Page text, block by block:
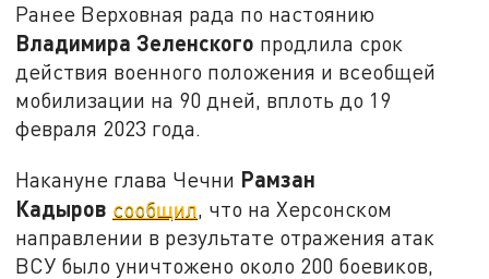
Ранее Верховная рада по настоянию
Владимира Зеленского продлила срок
действия военного положения и всеобщей
мобилизации на 90 дней, вплоть до 19
февраля 2023 года.
Накануне глава Чечни Рамзан
Кадыров сообщил, что на Херсонском
направлении в результате отражения атак
ВСУ было уничтожено около 200 боевиков,